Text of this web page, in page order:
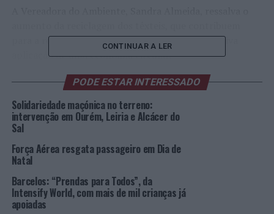
para a redução da pegada ecológica e para a efetiva
aplicação de uma economia circular.
Esta é mais uma iniciativa sustentável, integrada na
campanha de combate ao desperdício alimentar “Aqui,
Fruta Feia não vai para o Lixo!”, a decorrer à quarta e ao
Municipal – A Praça. Nesta campanha, os alimentos, que
para venda, são entregues a instituições para sopas,
saladas, compotas e doces.
CONTINUAR A LER
PODE ESTAR INTERESSADO
Solidariedade maçónica no terreno:
intervenção em Ourém, Leiria e Alcácer do
Sal
Força Aérea resgata passageiro em Dia de
Natal
Barcelos: “Prendas para Todos”, da
Intensify World, com mais de mil crianças já
apoiadas